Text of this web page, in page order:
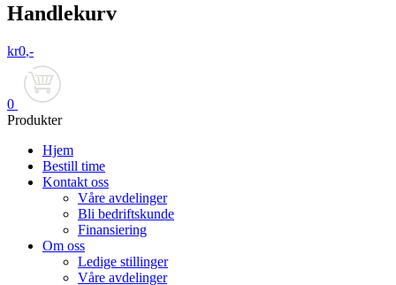
Handlekurv
kr0,-
0
Produkter
Hjem
Bestill time
Kontakt oss
Våre avdelinger
Bli bedriftskunde
Finansiering
Om oss
Ledige stillinger
Våre avdelinger